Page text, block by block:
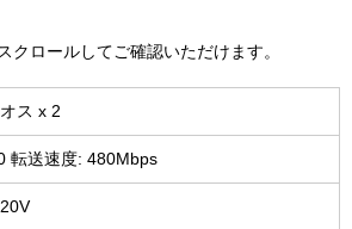
クロールしてご確認いただけます。
ス x 2
転送速度: 480Mbps